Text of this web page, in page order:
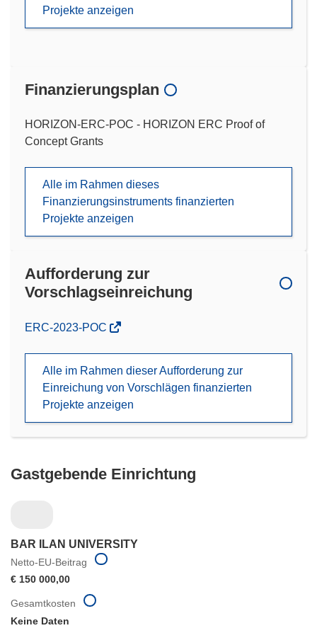
Projekte anzeigen
Finanzierungsplan
HORIZON-ERC-POC - HORIZON ERC Proof of
Concept Grants
Alle im Rahmen dieses
Finanzierungsinstruments finanzierten
Projekte anzeigen
Aufforderung zur
Vorschlagseinreichung
(öffnet
Fenster)
ERC-2023-POC
Alle im Rahmen dieser Aufforderung zur
Einreichung von Vorschlägen finanzierten
Projekte anzeigen
Gastgebende Einrichtung
BAR ILAN UNIVERSITY
Netto-EU-Beitrag
€ 150 000,00
Gesamtkosten
Keine Daten